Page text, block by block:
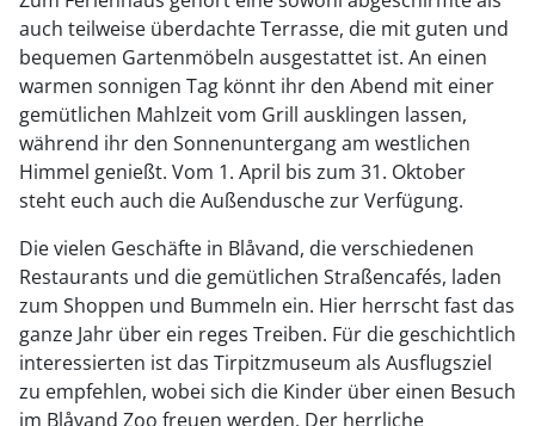
auch teilweise überdachte Terrasse, die mit guten und
bequemen Gartenmöbeln ausgestattet ist. An einen
warmen sonnigen Tag könnt ihr den Abend mit einer
gemütlichen Mahlzeit vom Grill ausklingen lassen,
während ihr den Sonnenuntergang am westlichen
Himmel genießt. Vom 1. April bis zum 31. Oktober
steht euch auch die Außendusche zur Verfügung.
Die vielen Geschäfte in Blåvand, die verschiedenen
Restaurants und die gemütlichen Straßencafés, laden
zum Shoppen und Bummeln ein. Hier herrscht fast das
ganze Jahr über ein reges Treiben. Für die geschichtlich
interessierten ist das Tirpitzmuseum als Ausflugsziel
zu empfehlen, wobei sich die Kinder über einen Besuch
im Blåvand Zoo freuen werden. Der herrliche